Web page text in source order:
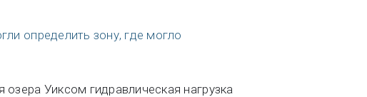
определить зону, где могло
Уиксом гидравлическая нагрузка